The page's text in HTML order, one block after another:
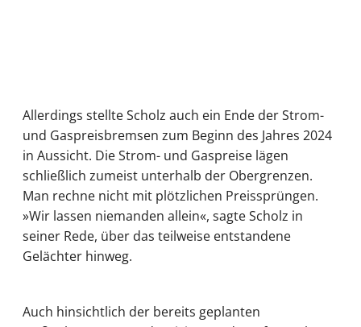
Allerdings stellte Scholz auch ein Ende der Strom-
und Gaspreisbremsen zum Beginn des Jahres 2024
in Aussicht. Die Strom- und Gaspreise lägen
schließlich zumeist unterhalb der Obergrenzen.
Man rechne nicht mit plötzlichen Preissprüngen.
»Wir lassen niemanden allein«, sagte Scholz in
seiner Rede, über das teilweise entstandene
Gelächter hinweg.
Auch hinsichtlich der bereits geplanten